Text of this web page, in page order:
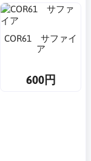
COR61 サファイ
ア
600円